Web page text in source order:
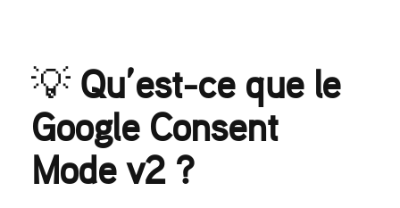
💡 Qu’est-ce que le
Google Consent
Mode v2 ?